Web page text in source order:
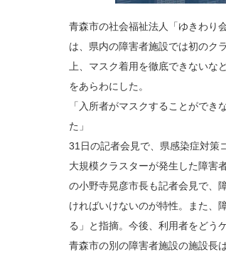
青森市の社会福祉法人「ゆきわり
は、県内の障害者施設では初のク
上、マスク着用を徹底できない
をあらわにした。
「入所者がマスクすることがで
た」
31日の記者会見で、県感染症対策
大規模クラスターが発生した障害
の小野寺晃彦市長も記者会見で、
ければいけないのが特性。また、
る」と指摘。今後、利用者をどう
青森市の別の障害者施設の施設長